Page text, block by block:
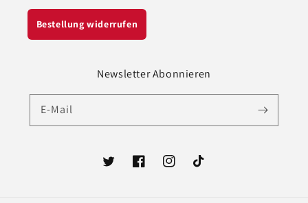
Bestellung widerrufen
Newsletter Abonnieren
E-Mail
TwitterFacebookInstagramTikTok